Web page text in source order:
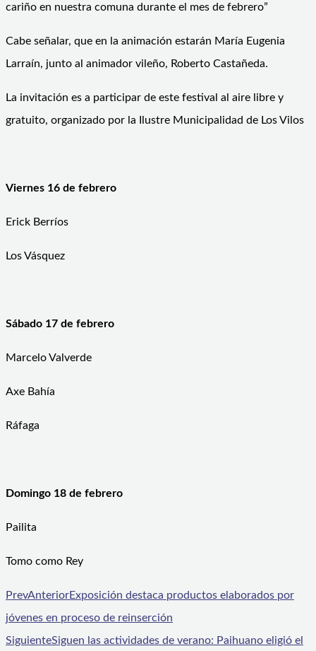
cariño en nuestra comuna durante el mes de febrero”
Cabe señalar, que en la animación estarán María Eugenia
Larraín, junto al animador vileño, Roberto Castañeda.
La invitación es a participar de este festival al aire libre y
gratuito, organizado por la Ilustre Municipalidad de Los Vilos
Viernes 16 de febrero
Erick Berríos
Los Vásquez
Sábado 17 de febrero
Marcelo Valverde
Axe Bahía
Ráfaga
Domingo 18 de febrero
Pailita
Tomo como Rey
PrevAnteriorExposición destaca productos elaborados por
jóvenes en proceso de reinserción
SiguienteSiguen las actividades de verano: Paihuano eligió el